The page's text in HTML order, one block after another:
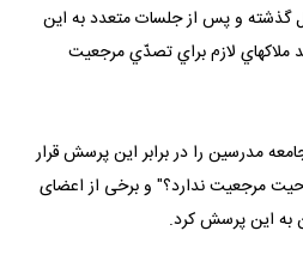
گذشته و پس از جلسات متعدد به اين
ملاكهاي لازم براي تصدّي مرجعيت
مدرسین را در برابر این پرسش قرار
مرجعیت ندارد؟" و برخی از اعضای
به این پرسش کرد.